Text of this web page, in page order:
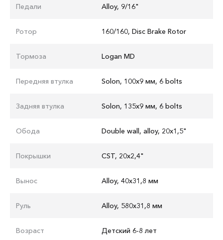
Педали Alloy, 9/16"
Ротор 160/160, Disc Brake Rotor
Тормоза Logan MD
Передняя втулка Solon, 100x9 мм, 6 bolts
Задняя втулка Solon, 135x9 мм, 6 bolts
Обода Double wall, alloy, 20x1,5"
Покрышки CST, 20x2,4"
Вынос Alloy, 40x31,8 мм
Руль Аlloy, 580x31,8 мм
Возраст Детский 6-8 лет